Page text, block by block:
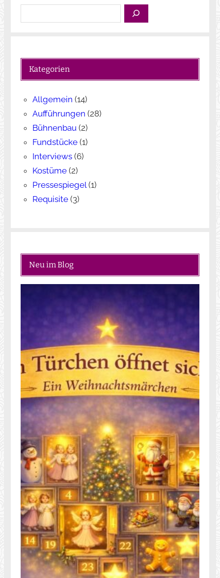
u
n
Kategorien
Allgemein (14)
Aufführungen (28)
Bühnenbau (2)
Fundstücke(1)
Interviews(6)
Kostüme(2)
Pressespiegel (1)
Requisite(3)
Neu im Blog